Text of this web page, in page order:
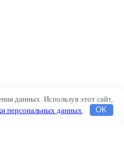
данных. Используя этот сайт,
персональных данных OK